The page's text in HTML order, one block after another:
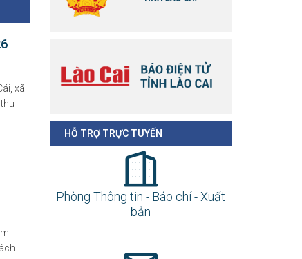
xã
HỖ TRỢ TRỰC TUYẾN
Phòng Thông tin - Báo chí - Xuất
bản